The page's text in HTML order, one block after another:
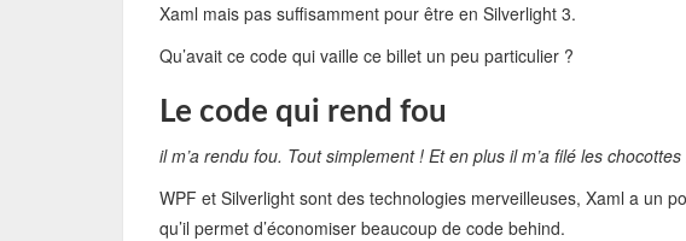
Xaml mais pas suffisamment pour être en Silverlight 3.
Qu’avait ce code qui vaille ce billet un peu particulier ?
Le code qui rend fou
il m’a rendu fou. Tout simplement ! Et en plus il m’a filé les chocottes
WPF et Silverlight sont des technologies merveilleuses, Xaml a un
qu’il permet d’économiser beaucoup de code behind.